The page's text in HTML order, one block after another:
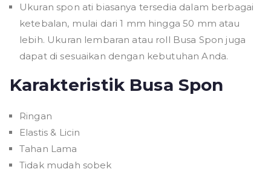
Ukuran spon ati biasanya tersedia dalam berbagai
ketebalan, mulai dari 1 mm hingga 50 mm atau
lebih. Ukuran lembaran atau roll Busa Spon juga
dapat di sesuaikan dengan kebutuhan Anda.
Karakteristik Busa Spon
Ringan
Elastis & Licin
Tahan Lama
Tidak mudah sobek